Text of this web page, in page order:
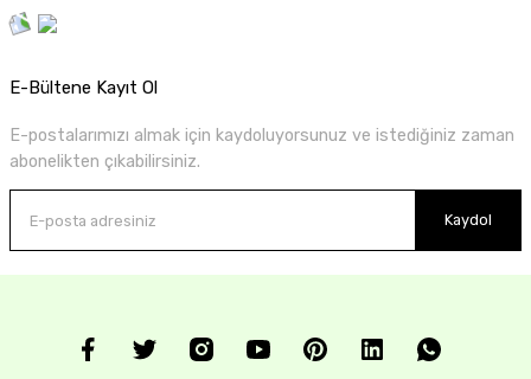
E-Bültene Kayıt Ol
E-postalarımızı almak için kaydoluyorsunuz ve istediğiniz zaman
abonelikten çıkabilirsiniz.
Kaydol